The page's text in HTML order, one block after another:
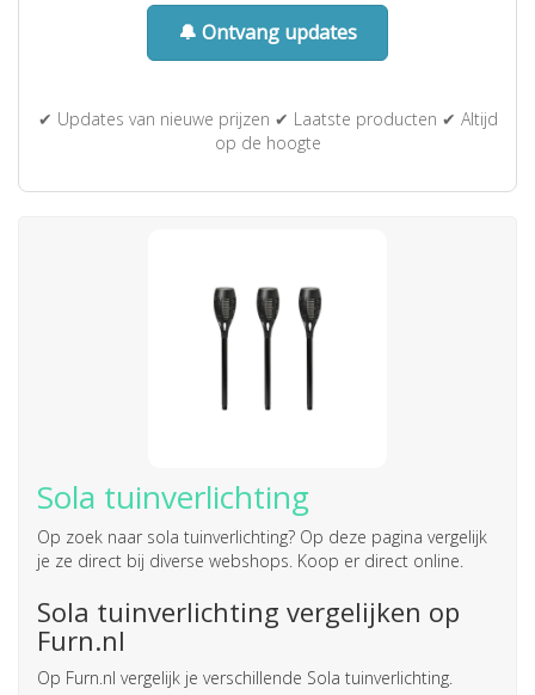
🔔 Ontvang updates
✔ Updates van nieuwe prijzen ✔ Laatste producten ✔ Altijd
op de hoogte
Sola tuinverlichting
Op zoek naar sola tuinverlichting? Op deze pagina vergelijk
je ze direct bij diverse webshops. Koop er direct online.
Sola tuinverlichting vergelijken op
Furn.nl
Op Furn.nl vergelijk je verschillende Sola tuinverlichting.